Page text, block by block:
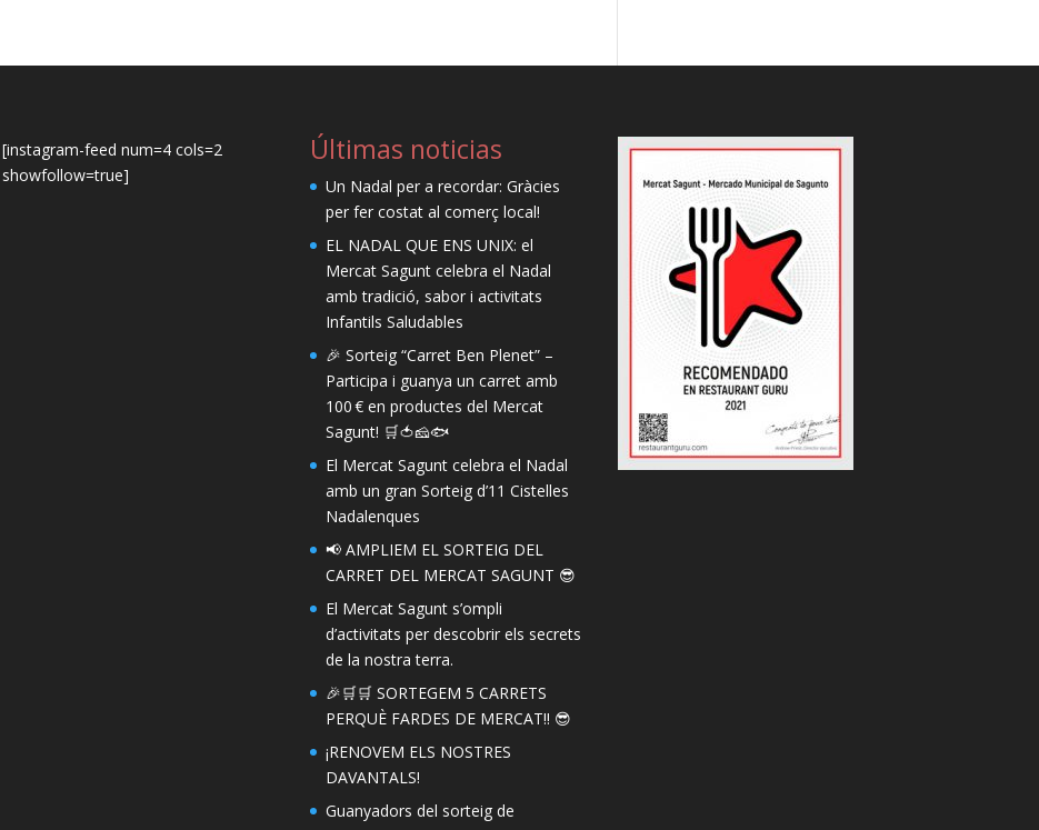
[instagram-feed num=4 cols=2
showfollow=true]
Últimas noticias
Un Nadal per a recordar: Gràcies
per fer costat al comerç local!
EL NADAL QUE ENS UNIX: el
Mercat Sagunt celebra el Nadal
amb tradició, sabor i activitats
Infantils Saludables
🎉 Sorteig “Carret Ben Plenet” –
Participa i guanya un carret amb
100 € en productes del Mercat
Sagunt! 🛒🍅🧀🐟
El Mercat Sagunt celebra el Nadal
amb un gran Sorteig d’11 Cistelles
Nadalenques
📢 AMPLIEM EL SORTEIG DEL
CARRET DEL MERCAT SAGUNT 😎
El Mercat Sagunt s’ompli
d’activitats per descobrir els secrets
de la nostra terra.
🎉🛒🛒 SORTEGEM 5 CARRETS
PERQUÈ FARDES DE MERCAT!! 😎
¡RENOVEM ELS NOSTRES
DAVANTALS!
Guanyadors del sorteig de